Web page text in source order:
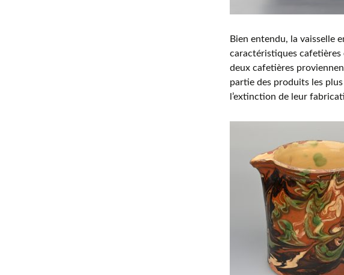
Bien entendu, la vaisselle
caractéristiques cafetières
deux cafetières
partie des produits les
l’extinction de leur